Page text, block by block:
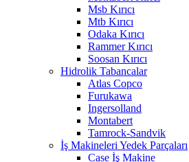
Msb Kırıcı
Mtb Kırıcı
Odaka Kırıcı
Rammer Kırıcı
Soosan Kırıcı
Hidrolik Tabancalar
Atlas Copco
Furukawa
Ingersolland
Montabert
Tamrock-Sandvik
İş Makineleri Yedek Parçaları
Case İş Makine